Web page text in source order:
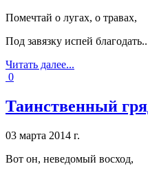
Помечтай о лугах, о травах,
Под завязку испей благодать.
Читать далее...
0
Таинственный
03 марта 2014 г.
Вот он, неведомый восход,